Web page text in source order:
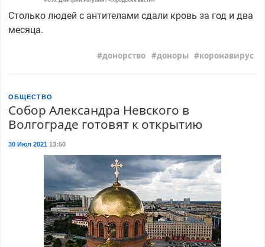
Столько людей с антителами сдали кровь за год и два
месяца.
донорство доноры коронавирус
ОБЩЕСТВО
Собор Александра Невского в
Волгограде готовят к открытию
30 Июл 202113:50